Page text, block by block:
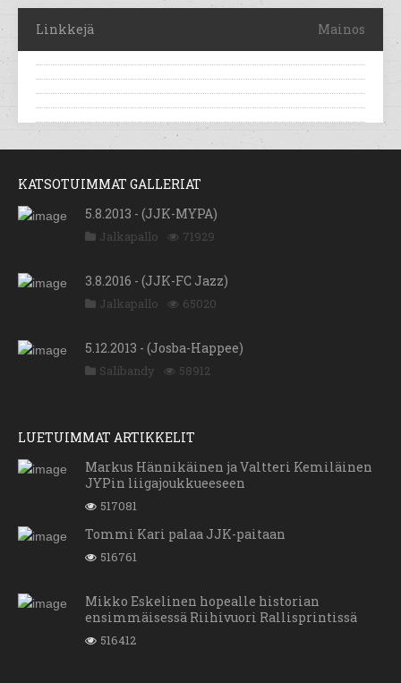
Linkkejä Mainos
KATSOTUIMMAT GALLERIAT
5.8.2013 - (JJK-MYPA)
Jalkapallo 71929
3.8.2016 - (JJK-FC Jazz)
Jalkapallo 65020
5.12.2013 - (Josba-Happee)
Salibandy 58912
LUETUIMMAT ARTIKKELIT
Markus Hännikäinen ja Valtteri Kemiläinen
JYPin liigajoukkueeseen
517081
Tommi Kari palaa JJK-paitaan
516761
Mikko Eskelinen hopealle historian
ensimmäisessä Riihivuori Rallisprintissä
516412